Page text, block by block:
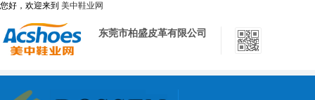
您好，欢迎来到 美中鞋业网
东莞市柏盛皮革有限公司